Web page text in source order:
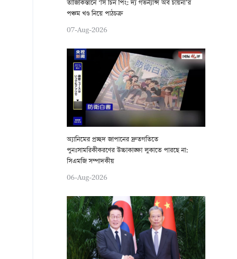
তাজিকিস্তানে ‘সি চিন পিং: দ্য গভর্ন্যান্স অব চায়না’র
পঞ্চম খণ্ড নিয়ে পাঠচক্র
07-Aug-2026
অ্যানিমের প্রচ্ছদ জাপানের দ্রুতগতিতে
পুনঃসামরিকীকরণের উচ্চাকাঙ্ক্ষা লুকাতে পারছে না:
সিএমজি সম্পাদকীয়
06-Aug-2026